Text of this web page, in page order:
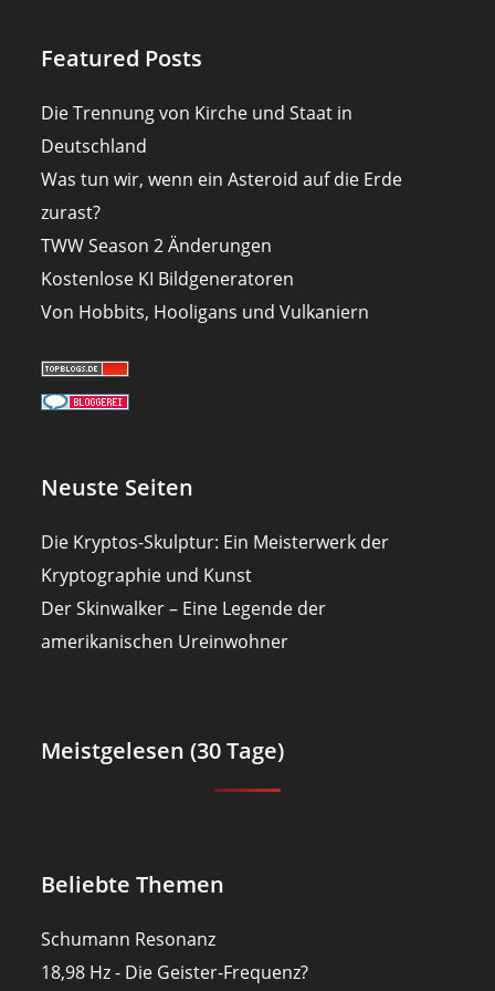
Featured Posts
Die Trennung von Kirche und Staat in
Deutschland
Was tun wir, wenn ein Asteroid auf die Erde
zurast?
TWW Season 2 Änderungen
Kostenlose KI Bildgeneratoren
Von Hobbits, Hooligans und Vulkaniern
Neuste Seiten
Die Kryptos-Skulptur: Ein Meisterwerk der
Kryptographie und Kunst
Der Skinwalker – Eine Legende der
amerikanischen Ureinwohner
Meistgelesen (30 Tage)
Beliebte Themen
Schumann Resonanz
18,98 Hz - Die Geister-Frequenz?